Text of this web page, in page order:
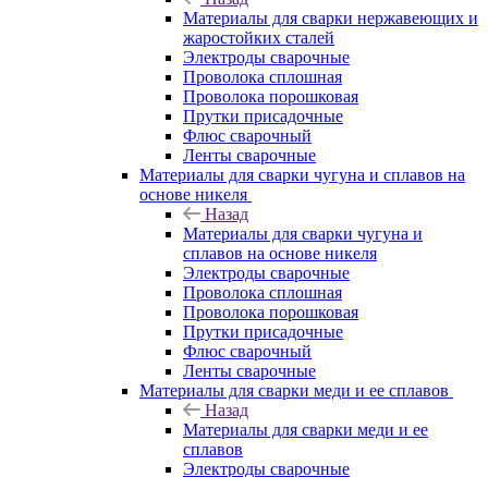
Материалы для сварки нержавеющих и
жаростойких сталей
Электроды сварочные
Проволока сплошная
Проволока порошковая
Прутки присадочные
Флюс сварочный
Ленты сварочные
Материалы для сварки чугуна и сплавов на
основе никеля
Назад
Материалы для сварки чугуна и
сплавов на основе никеля
Электроды сварочные
Проволока сплошная
Проволока порошковая
Прутки присадочные
Флюс сварочный
Ленты сварочные
Материалы для сварки меди и ее сплавов
Назад
Материалы для сварки меди и ее
сплавов
Электроды сварочные